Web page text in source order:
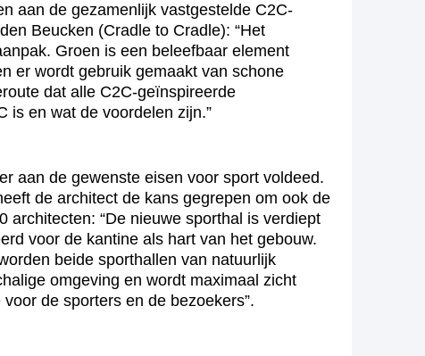
aan de gezamenlijk vastgestelde C2C-
Beucken (Cradle to Cradle): “Het
Groen is een beleefbaar element
er wordt gebruik gemaakt van schone
dat alle C2C-geïnspireerde
is en wat de voordelen zijn.”
aan de gewenste eisen voor sport voldeed.
de architect de kans gegrepen om ook de
architecten: “De nieuwe sporthal is verdiept
voor de kantine als hart van het gebouw.
beide sporthallen van natuurlijk
omgeving en wordt maximaal zicht
de sporters en de bezoekers”.